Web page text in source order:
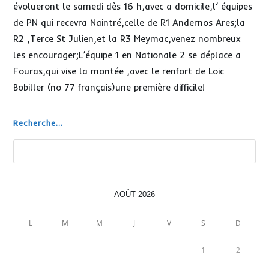
évolueront le samedi dès 16 h,avec a domicile,l’ équipes
de PN qui recevra Naintré,celle de R1 Andernos Ares;la
R2 ,Terce St Julien,et la R3 Meymac,venez nombreux
les encourager;L’équipe 1 en Nationale 2 se déplace a
Fouras,qui vise la montée ,avec le renfort de Loic
Bobiller (no 77 français)une première difficile!
Recherche...
AOÛT 2026
L M M J V S D
1 2